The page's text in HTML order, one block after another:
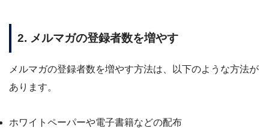
2. メルマガの登録者数を増やす
メルマガの登録者数を増やす方法は、以下のような方法が
あります。
ホワイトペーパーや電子書籍などの配布